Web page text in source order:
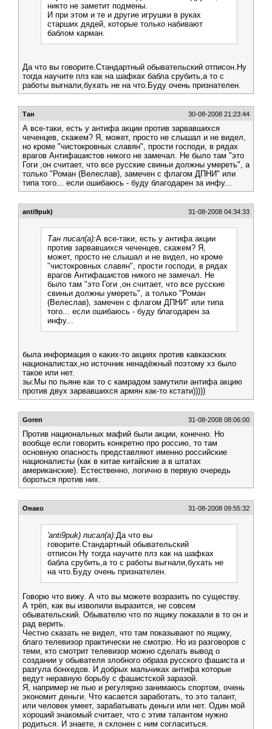
никто не заметит подмены.
И при этом и те и другие игрушки в руках
старших дядей, которые только набивают
баблом карман.
Да что вы говорите.Стандартный обывательский отписон.Ну
тогда научите плз как на шафках бабла срубить,а то с
работы выгнали,бухать не на что.Буду очень признателен.
Тан 30-08-2008 21:23:44
А все-таки, есть у антифа акции против зарвавшихся
чеченцев, скажем? Я, может, просто не слышал и не видел,
но кроме "чистокровных славян", прости господи, в рядах
врагов Антифашистов никого не замечал. Не было там "это
Гоги ,он считает, что все русские свиньи должны умереть", а
только "Роман (Велеслав), замечен с флагом ДПНИ" или
типа того... если ошибаюсь - буду благодарен за инфу...
anti9puk) 31-08-2008 04:34:33
Тан писал(а):А все-таки, есть у антифа акции
против зарвавшихся чеченцев, скажем? Я,
может, просто не слышал и не видел, но кроме
"чистокровных славян", прости господи, в рядах
врагов Антифашистов никого не замечал. Не
было там "это Гоги ,он считает, что все русские
свиньи должны умереть", а только "Роман
(Велеслав), замечен с флагом ДПНИ" или типа
того... если ошибаюсь - буду благодарен за
инфу...
была информация о каких-то акциях против кавказских
националистах,но источник ненадёжный поэтому хз было
такое или нет.
зы:Мы по пьяне как то с камрадом замутили антифа акцию
против двух зарвавшихся армян как-то кстати)))))
Goren 31-08-2008 08:06:00
Против национальных мафий были акции, конечно. Но
вообще если говорить конкретно про россию, то там
основную опасность представляют именно российские
националисты (как в китае китайские а в штатах
американские). Естественно, логично в первую очередь
бороться против них.
Онако 31-08-2008 09:55:32
'anti9puk) писал(а):Да что вы
говорите.Стандартный обывательский
отписон.Ну тогда научите плз как на шафках
бабла срубить,а то с работы выгнали,бухать не
на что.Буду очень признателен.
Говорю что вижу. А что вы можете возразить по существу.
А трёп, как вы изволили выразится, не совсем
обывательский. Обывателю что по ящику показали в то он и
рад верить.
Честно сказать не видел, что там показывают по ящику,
благо телевизор практически не смотрю. Но из разговоров с
теми, кто смотрит телевизор можно сделать вывод о
создании у обывателя злобного образа русского фашиста и
разгула бонхедов. И добрых мальчиках антифа которые
ведут неравную борьбу с фашистской заразой.
Я, например не пью и регулярно занимаюсь спортом, очень
экономит деньги. Что касается заработать, то это талант,
или человек умеет, зарабатывать деньги или нет. Один мой
хороший знакомый считает, что с этим талантом нужно
родиться. И знаете, я склонен с ним согласиться.